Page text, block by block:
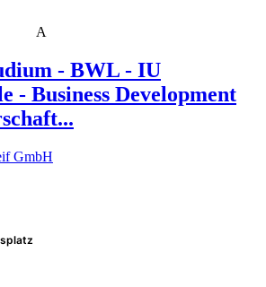
A
- BWL - IU
- Business Development
GmbH